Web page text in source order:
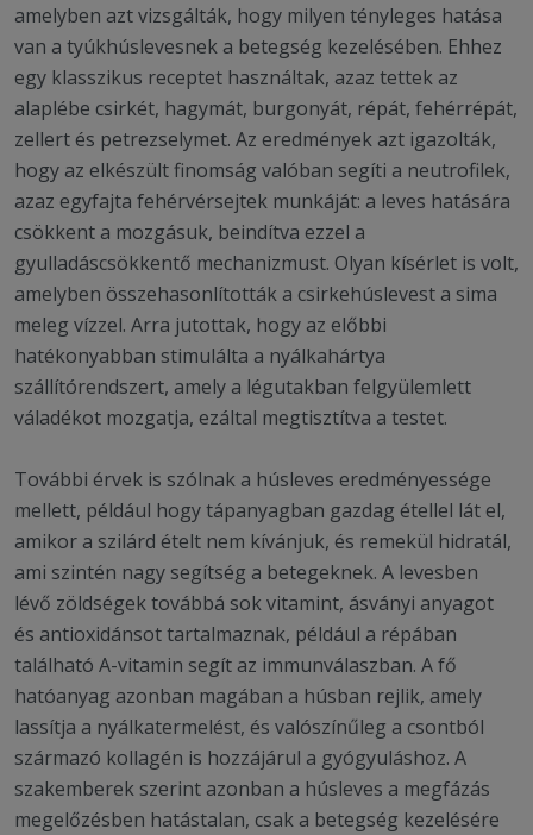
amelyben azt vizsgálták, hogy milyen tényleges hatása
van a tyúkhúslevesnek a betegség kezelésében. Ehhez
egy klasszikus receptet használtak, azaz tettek az
alaplébe csirkét, hagymát, burgonyát, répát, fehérrépát,
zellert és petrezselymet. Az eredmények azt igazolták,
hogy az elkészült finomság valóban segíti a neutrofilek,
azaz egyfajta fehérvérsejtek munkáját: a leves hatására
csökkent a mozgásuk, beindítva ezzel a
gyulladáscsökkentő mechanizmust. Olyan kísérlet is volt,
amelyben összehasonlították a csirkehúslevest a sima
meleg vízzel. Arra jutottak, hogy az előbbi
hatékonyabban stimulálta a nyálkahártya
szállítórendszert, amely a légutakban felgyülemlett
váladékot mozgatja, ezáltal megtisztítva a testet.
További érvek is szólnak a húsleves eredményessége
mellett, például hogy tápanyagban gazdag étellel lát el,
amikor a szilárd ételt nem kívánjuk, és remekül hidratál,
ami szintén nagy segítség a betegeknek. A levesben
lévő zöldségek továbbá sok vitamint, ásványi anyagot
és antioxidánsot tartalmaznak, például a répában
található A-vitamin segít az immunválaszban. A fő
hatóanyag azonban magában a húsban rejlik, amely
lassítja a nyálkatermelést, és valószínűleg a csontból
származó kollagén is hozzájárul a gyógyuláshoz. A
szakemberek szerint azonban a húsleves a megfázás
megelőzésben hatástalan, csak a betegség kezelésére